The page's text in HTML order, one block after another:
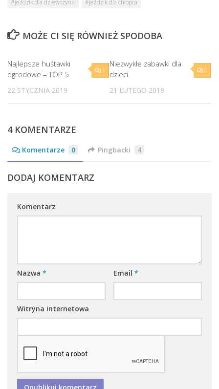
#jeździk dla dziewczynki #jeździk dla chłopca
MOŻE CI SIĘ RÓWNIEŻ SPODOBA
1
Najlepsze huśtawki
ogrodowe – TOP 5
22 STYCZNIA 2019
0
Niezwykłe zabawki dla
dzieci
21 LUTEGO 2019
4 KOMENTARZE
Komentarze 0 Pingbacki 4
DODAJ KOMENTARZ
Komentarz
Nazwa * Email *
Witryna internetowa